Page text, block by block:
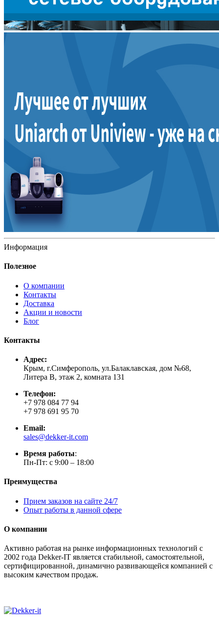
Информация
Полезное
О компании
Контакты
Доставка
Акции и новости
Блог
Контакты
Адрес:
Крым, г.Симферополь, ул.Балаклавская, дом №68,
Литера В, этаж 2, комната 131
Телефон:
+7 978 084 77 94
+7 978 691 95 70
Email:
sales@dekker-it.com
Время работы:
Пн-Пт: с 9:00 – 18:00
Преимущества
Прием заказов на сайте 24/7
Опыт работы в данной сфере
О компании
Активно работая на рынке информационных технологий с
2002 года Dekker-IT является стабильной, самостоятельной,
сертифицированной, динамично развивающейся компанией с
высоким качеством продаж.